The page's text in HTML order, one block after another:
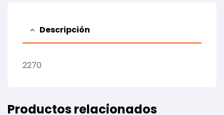
Descripción
2270
Productos relacionados